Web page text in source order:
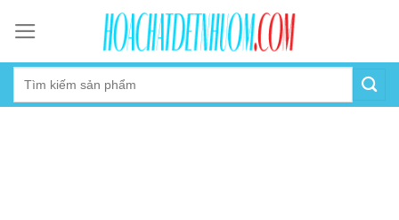
content